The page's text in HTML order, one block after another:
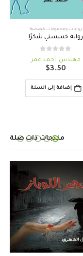
روايات ومجموعات قصصية
رواية خسسني شكرًا
0
مهندس. أحمد عمر
$3.50
إضافة إلى السلة
منتجات ذات صلة